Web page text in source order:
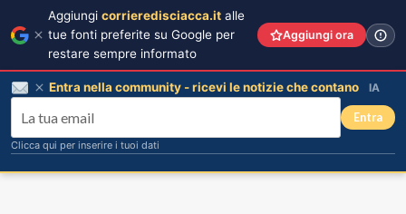
Aggiungi corrieredisciacca.it alle
tue fonti preferite su Google per
restare sempre informato
Aggiungi ora
Entra nella community - ricevi le notizie che contano IA
Entra
Clicca qui per inserire i tuoi dati